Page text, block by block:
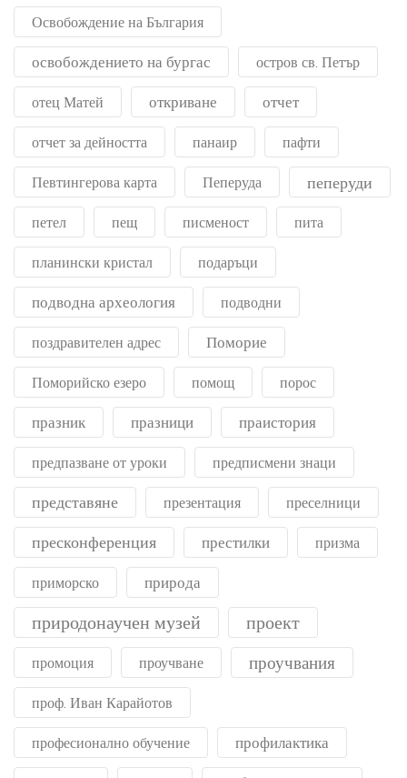
Освобождение на България
освобождението на бургас остров св. Петър
отец Матей откриване отчет
отчет за дейността панаир пафти
Певтингерова карта Пеперуда пеперуди
петел пещ писменост пита
планински кристал подаръци
подводна археология подводни
поздравителен адрес Поморие
Поморийско езеро помощ порос
празник празници праистория
предпазване от уроки предписмени знаци
представяне презентация преселници
пресконференция престилки призма
приморско природа
природонаучен музей проект
промоция проучване проучвания
проф. Иван Карайотов
професионално обучение профилактика